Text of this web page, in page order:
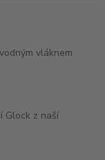
vláknem
Glock z naší